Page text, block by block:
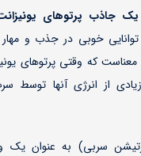
جاذب پرتوهای
خوبی در جذب و مهار
معناست که وقتی پرتوهای
از انرژی آنها
سربی) به عنوان یک